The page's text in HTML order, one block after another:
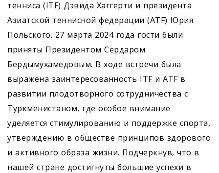
тенниса (ITF) Дэвида Хаггерти и президента
Азиатской теннисной федерации (ATF) Юрия
Польского. 27 марта 2024 года гости были
приняты Президентом Сердаром
Бердымухамедовым. В ходе встречи была
выражена заинтересованность ITF и ATF в
развитии плодотворного сотрудничества с
Туркменистаном, где особое внимание
уделяется стимулированию и поддержке спорта,
утверждению в обществе принципов здорового
и активного образа жизни. Подчеркнув, что в
нашей стране достигнуты большие успехи в